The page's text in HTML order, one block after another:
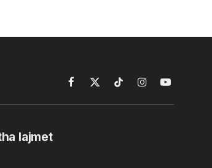
Facebook
X
TikTokInstagramYouTube
lajmet